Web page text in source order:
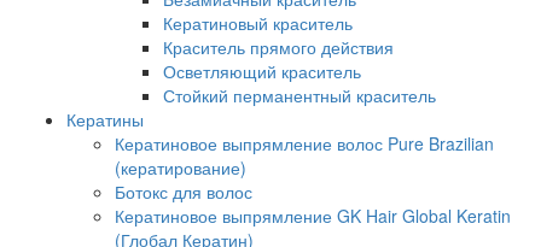
Кератиновый краситель
Краситель прямого действия
Осветляющий краситель
Стойкий перманентный краситель
Кератины
Кератиновое выпрямление волос Pure Brazilian
(кератирование)
Ботокс для волос
Кератиновое выпрямление GK Hair Global Keratin
(Глобал Кератин)